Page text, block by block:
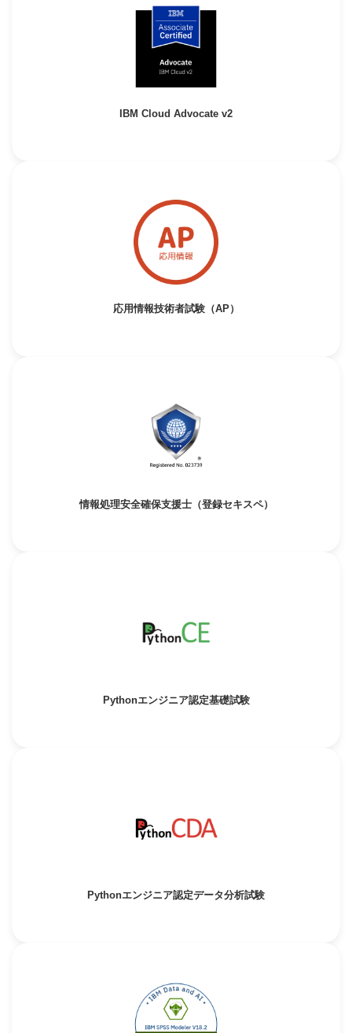
IBM Cloud Advocate v2
応用情報技術者試験（AP）
情報処理安全確保支援士（登録セキスペ）
Pythonエンジニア認定基礎試験
Pythonエンジニア認定データ分析試験